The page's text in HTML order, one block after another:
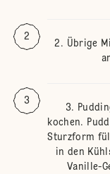
Übrige
kochen.
Sturzform
in den
Vanille-